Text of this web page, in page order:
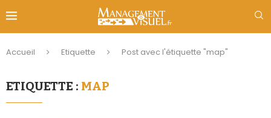
Accueil Etiquette Post avec l'étiquette "map"
ETIQUETTE : MAP